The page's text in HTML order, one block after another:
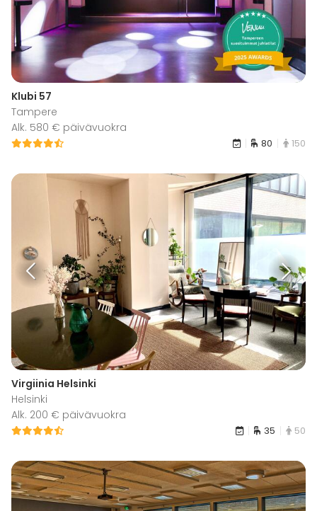
Klubi 57
Tampere
Alk. 580 € päivävuokra
80 150
Virgiinia Helsinki
Helsinki
Alk. 200 € päivävuokra
35 50